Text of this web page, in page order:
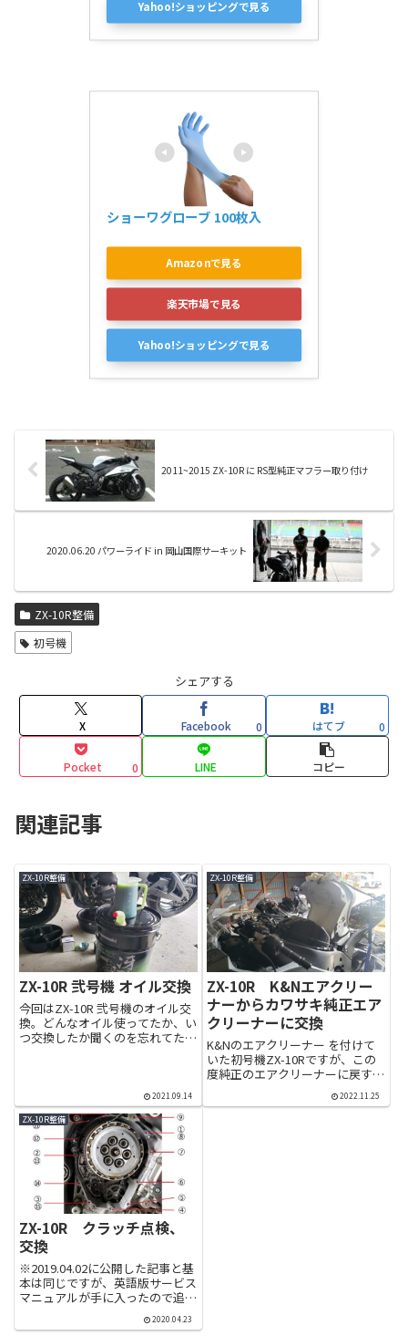
Yahoo!ショッピングで見る
ショーワグローブ 100枚入
Amazonで見る
楽天市場で見る
Yahoo!ショッピングで見る
2011~2015 ZX-10R に RS型純正マフラー取り付け
2020.06.20 パワーライド in 岡山国際サーキット
ZX-10R整備
初号機
シェアする
X Facebook 0 はてブ 0
Pocket 0 LINE コピー
関連記事
ZX-10R整備
ZX-10R 弐号機 オイル交換
今回はZX-10R 弐号機のオイル交
換。どんなオイル使ってたか、い
つ交換したか聞くのを忘れてたの
オイルを買うところからスター
ト。今回選んだオイルはカワ...
2021.09.14
ZX-10R整備
ZX-10R K&Nエアクリー
ナーからカワサキ純正エア
クリーナーに交換
K&Nのエアクリーナー を付けて
いた初号機ZX-10Rですが、この
度純正のエアクリーナーに戻すこ
距離25059kmにてK&Nのエアク
2022.11.25
ZX-10R整備
ZX-10R クラッチ点検、
交換
※2019.04.02に公開した記事と基
本は同じですが、英語版サービス
マニュアルが手に入ったので追記
チの点検項目も追記しました。追
2020.04.23